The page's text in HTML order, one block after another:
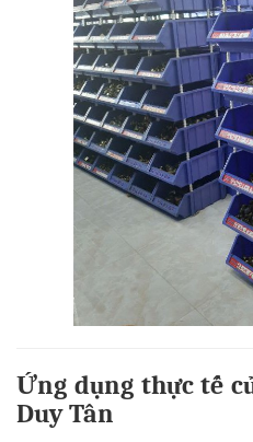
Ứng dụng thực tế
Duy Tân